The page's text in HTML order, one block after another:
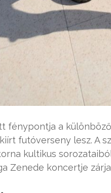
fénypontja a
futóverseny lesz. A
kultikus
Zenede koncertje